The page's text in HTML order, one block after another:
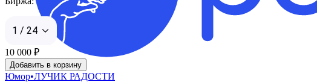
1 / 24
10 000 ₽
Добавить в корзину
Юмор•ЛУЧИК РАДОСТИ